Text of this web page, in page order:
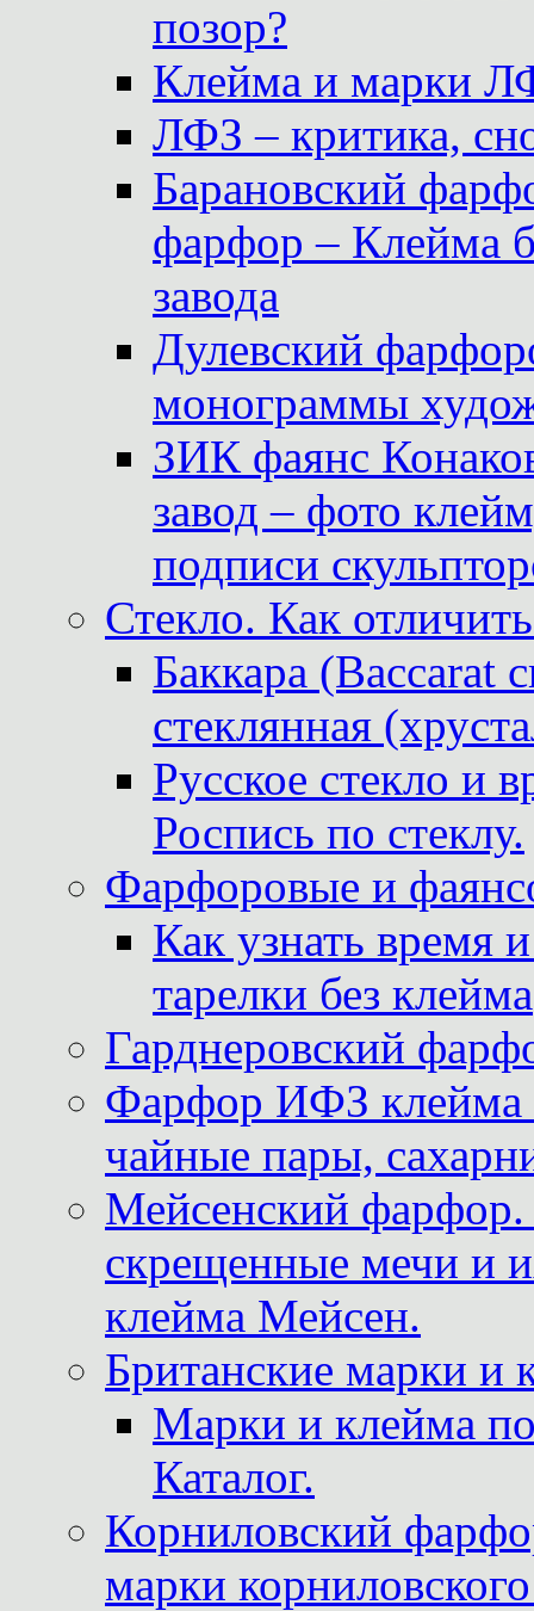
позор?
Клейма и марки
ЛФЗ – критика,
Барановский
фарфор – Клейма
завода
Дулевский
монограммы
ЗИК фаянс
завод – фото
подписи
Стекло. Как
Баккара (Baccarat
стеклянная
Русское стекло и
Роспись по стеклу.
Фарфоровые и
Как узнать время
тарелки без клейма
Гарднеровский
Фарфор ИФЗ клейма
чайные пары,
Мейсенский фарфор.
скрещенные мечи и
клейма Мейсен.
Британские марки и
Марки и клейма
Каталог.
Корниловский
марки